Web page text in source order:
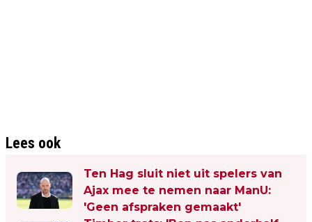
Lees ook
Ten Hag sluit niet uit spelers van
Ajax mee te nemen naar ManU:
'Geen afspraken gemaakt'